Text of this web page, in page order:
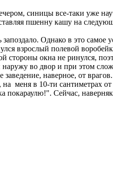
синицы все-таки уже
пшенну кашу на
Однако в это самое
взрослый полевой
стороны окна не ринулся,
во двор и при этом
наверное, от
меня в 10-ти сантиметрах
покараулю!". Сейчас,